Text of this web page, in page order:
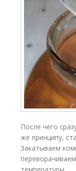
После чего
же принципу,
Закатываем